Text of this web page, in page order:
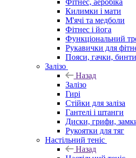
Фітнес, аеробіка
Килимки і мати
М'ячі та медболи
Фітнес і йога
Функціональний
Рукавички для
Пояси, гачки,
Залізо
Назад
Залізо
Гирі
Стійки для заліза
Гантелі і штанги
Диски, грифи,
Рукоятки для тяг
Настільний теніс
Назад